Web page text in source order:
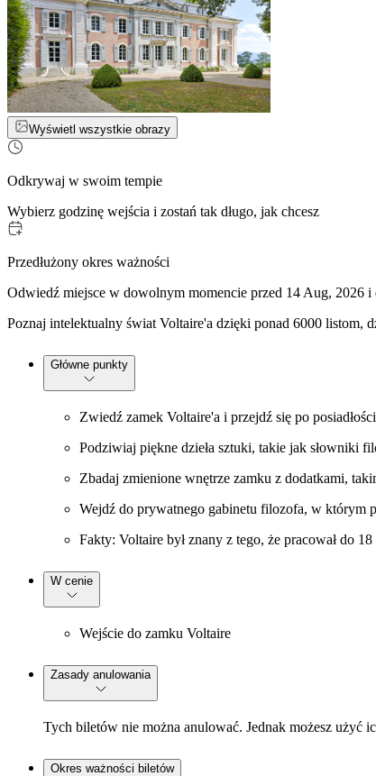
Wyświetl wszystkie obrazy
Odkrywaj w swoim tempie
Wybierz godzinę wejścia i zostań tak długo, jak chcesz
Przedłużony okres ważności
Odwiedź miejsce w dowolnym momencie przed 14 Aug, 2026
Poznaj intelektualny świat Voltaire'a dzięki ponad 6000 listom,
Główne punkty
Zwiedź zamek Voltaire'a i przejdź się po
Podziwiaj piękne dzieła sztuki, takie jak słowniki
Zbadaj zmienione wnętrze zamku z dodatkami,
Wejdź do prywatnego gabinetu filozofa, w którym
Fakty: Voltaire był znany z tego, że pracował do
W cenie
Wejście do zamku Voltaire
Zasady anulowania
Tych biletów nie można anulować. Jednak możesz użyć
Okres ważności biletów